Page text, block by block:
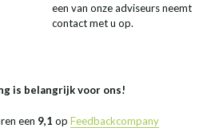
een van onze adviseurs neemt
contact met u op.
is belangrijk voor ons!
een 9,1 op Feedbackcompany